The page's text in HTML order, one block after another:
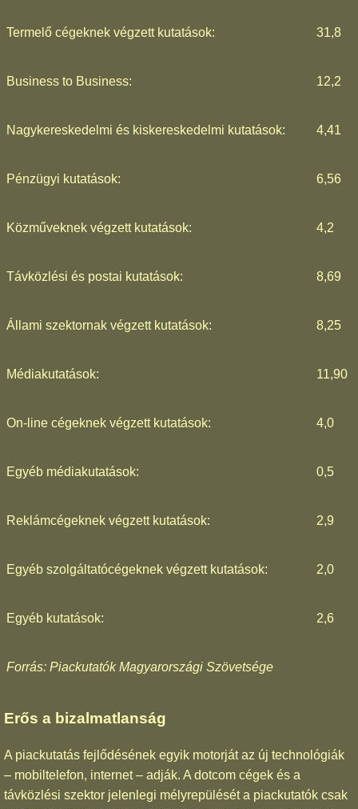
Termelő cégeknek végzett kutatások: 31,8
Business to Business: 12,2
Nagykereskedelmi és kiskereskedelmi kutatások: 4,41
Pénzügyi kutatások: 6,56
Közműveknek végzett kutatások: 4,2
Távközlési és postai kutatások: 8,69
Állami szektornak végzett kutatások: 8,25
Médiakutatások: 11,90
On-line cégeknek végzett kutatások: 4,0
Egyéb médiakutatások: 0,5
Reklámcégeknek végzett kutatások: 2,9
Egyéb szolgáltatócégeknek végzett kutatások: 2,0
Egyéb kutatások: 2,6
Forrás: Piackutatók Magyarországi Szövetsége
Erős a bizalmatlanság
A piackutatás fejlődésének egyik motorját az új technológiák
– mobiltelefon, internet – adják. A dotcom cégek és a
távközlési szektor jelenlegi mélyrepülését a piackutatók csak